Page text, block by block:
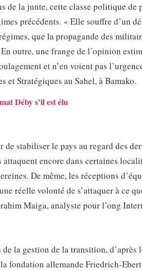
de la junte, cette classe politique de
précédents. « Elle souffre d’un
que la propagande des
outre, une frange de l’opinion
et n’en voient pas
et Stratégiques au Sahel, à Bamako.
Déby s’il est élu
stabiliser le pays au regard des
encore dans certaines
De même, les réceptions
réelle volonté de s’attaquer à ce
Maiga, analyste pour l’ong
la gestion de la transition,
fondation allemande Friedrich-